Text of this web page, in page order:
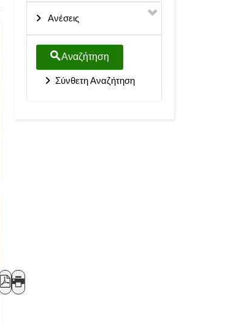
Ανέσεις
Αναζήτηση
Σύνθετη Αναζήτηση